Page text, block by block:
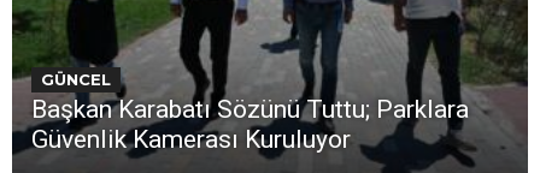
GÜNCEL
Başkan Karabatı Sözünü Tuttu; Parklara
Güvenlik Kamerası Kuruluyor